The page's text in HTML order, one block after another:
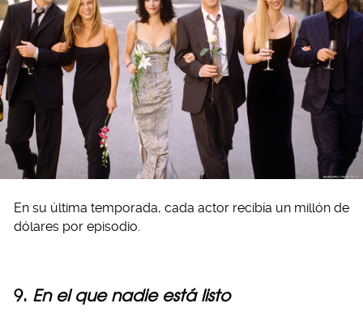
En su última temporada, cada actor recibía un millón de
dólares por episodio.
9. En el que nadie está listo